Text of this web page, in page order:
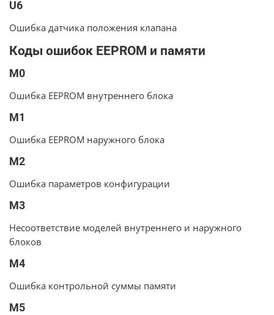
U6
Ошибка датчика положения клапана
Коды ошибок EEPROM и памяти
M0
Ошибка EEPROM внутреннего блока
M1
Ошибка EEPROM наружного блока
M2
Ошибка параметров конфигурации
M3
Несоответствие моделей внутреннего и наружного
блоков
M4
Ошибка контрольной суммы памяти
M5